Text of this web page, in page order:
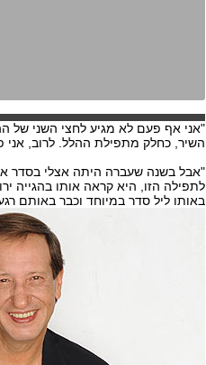
"אני אף פעם לא מגיע לחצי השני
השיר, כחלק מתפילת ההלל. לרוב, אני
"אבל בשנה שעברה היתה אצלי בסדר
לתפילה הזו, היא קראה אותו בהגייה
באותו ליל סדר במיוחד וכבר באותם